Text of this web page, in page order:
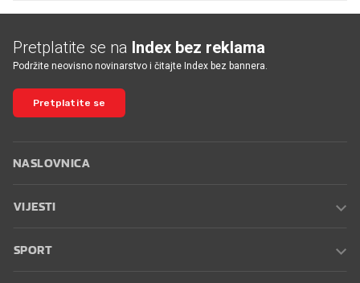
Pretplatite se na Index bez reklama
Podržite neovisno novinarstvo i čitajte Index bez bannera.
Pretplatite se
NASLOVNICA
VIJESTI
SPORT